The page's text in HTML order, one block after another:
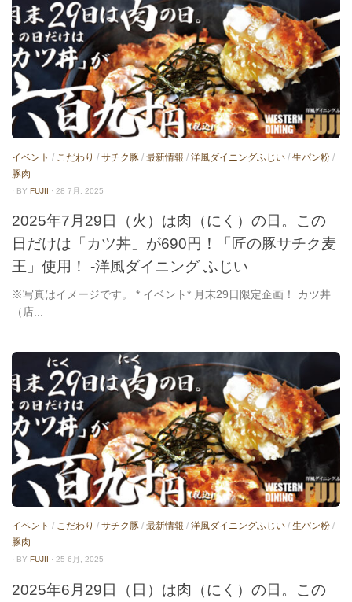
イベント / こだわり / サチク豚 / 最新情報 / 洋風ダイニングふじい / 生パン粉 /
豚肉
· BY FUJII · 28 7月, 2025
2025年7月29日（火）は肉（にく）の日。この
日だけは「カツ丼」が690円！「匠の豚サチク麦
王」使用！ -洋風ダイニング ふじい
※写真はイメージです。 * イベント* 月末29日限定企画！ カツ丼
（店...
イベント / こだわり / サチク豚 / 最新情報 / 洋風ダイニングふじい / 生パン粉 /
豚肉
· BY FUJII · 25 6月, 2025
2025年6月29日（日）は肉（にく）の日。この